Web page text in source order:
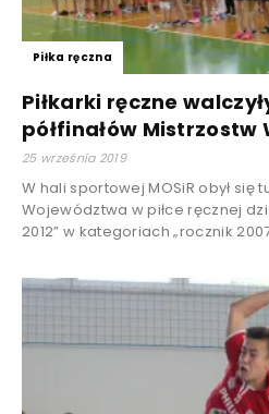
Piłka ręczna
Piłkarki ręczne
półfinałów
25 września 2019
W hali sportowej MOSiR obył się
Województwa w piłce ręcznej
2012” w kategoriach „rocznik